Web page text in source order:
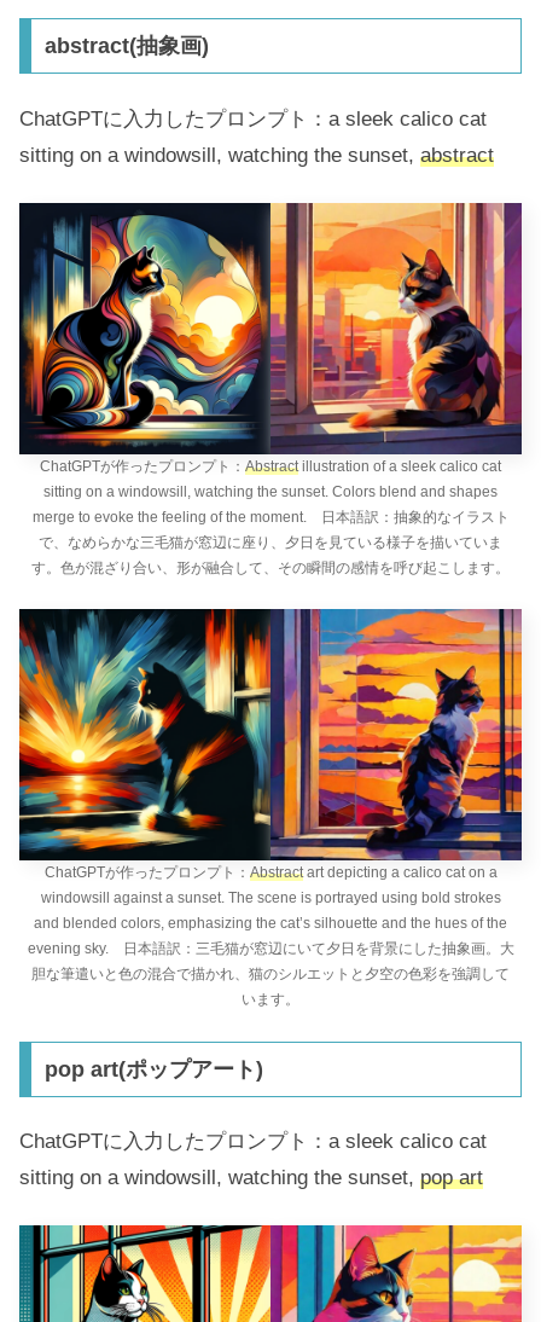
abstract(抽象画)
ChatGPTに入力したプロンプト：a sleek calico cat
sitting on a windowsill, watching the sunset, abstract
ChatGPTが作ったプロンプト： Abstract illustration of a sleek calico cat
sitting on a windowsill, watching the sunset. Colors blend and shapes
merge to evoke the feeling of the moment. 日本語訳：抽象的なイラスト
で、なめらかな三毛猫が窓辺に座り、夕日を見ている様子を描いていま
す。色が混ざり合い、形が融合して、その瞬間の感情を呼び起こします。
ChatGPTが作ったプロンプト： Abstractart depicting a calico cat on a
windowsill against a sunset. The scene is portrayed using bold strokes
and blended colors, emphasizing the cat’s silhouette and the hues of the
evening sky. 日本語訳：三毛猫が窓辺にいて夕日を背景にした抽象画。大
胆な筆遣いと色の混合で描かれ、猫のシルエットと夕空の色彩を強調して
います。
pop art(ポップアート)
ChatGPTに入力したプロンプト：a sleek calico cat
sitting on a windowsill, watching the sunset, pop art